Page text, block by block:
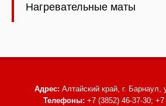
Нагревательные маты
Адрес: Алтайский край, г. Барнаул,
Телефоны: +7 (3852) 46-37-30;